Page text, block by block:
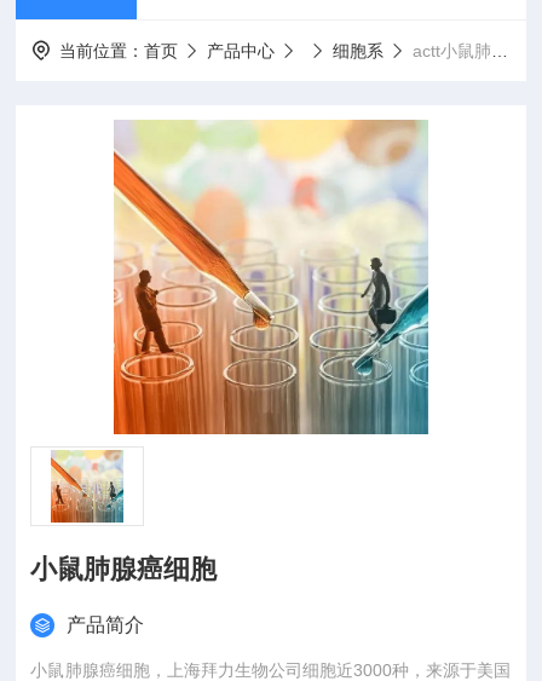
当前位置：首页 产品中心 细胞系 actt小鼠肺腺癌细胞
小鼠肺腺癌细胞
产品简介
小鼠肺腺癌细胞，上海拜力生物公司细胞近3000种，来源于美国